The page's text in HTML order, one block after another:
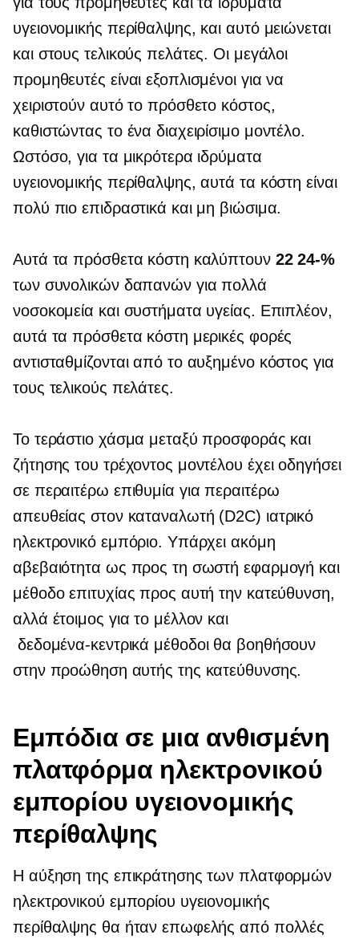
υγειονομικής περίθαλψης, και αυτό μειώνεται
και στους τελικούς πελάτες. Οι μεγάλοι
προμηθευτές είναι εξοπλισμένοι για να
χειριστούν αυτό το πρόσθετο κόστος,
καθιστώντας το ένα διαχειρίσιμο μοντέλο.
Ωστόσο, για τα μικρότερα ιδρύματα
υγειονομικής περίθαλψης, αυτά τα κόστη είναι
πολύ πιο επιδραστικά και μη βιώσιμα.
Αυτά τα πρόσθετα κόστη καλύπτουν 22 24-%
των συνολικών δαπανών για πολλά
νοσοκομεία και συστήματα υγείας. Επιπλέον,
αυτά τα πρόσθετα κόστη μερικές φορές
αντισταθμίζονται από το αυξημένο κόστος για
τους τελικούς πελάτες.
Το τεράστιο χάσμα μεταξύ προσφοράς και
ζήτησης του τρέχοντος μοντέλου έχει οδηγήσει
σε περαιτέρω επιθυμία για περαιτέρω
απευθείας στον καταναλωτή (D2C) ιατρικό
ηλεκτρονικό εμπόριο. Υπάρχει ακόμη
αβεβαιότητα ως προς τη σωστή εφαρμογή και
μέθοδο επιτυχίας προς αυτή την κατεύθυνση,
αλλά έτοιμος για το μέλλον και
δεδομένα-κεντρικά μέθοδοι θα βοηθήσουν
στην προώθηση αυτής της κατεύθυνσης.
Εμπόδια σε μια ανθισμένη
πλατφόρμα ηλεκτρονικού
εμπορίου υγειονομικής
περίθαλψης
Η αύξηση της επικράτησης των πλατφορμών
ηλεκτρονικού εμπορίου υγειονομικής
περίθαλψης θα ήταν επωφελής από πολλές